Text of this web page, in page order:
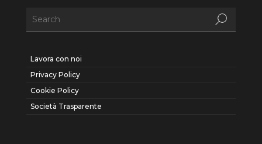
Lavora con noi
Privacy Policy
Cookie Policy
Società Trasparente